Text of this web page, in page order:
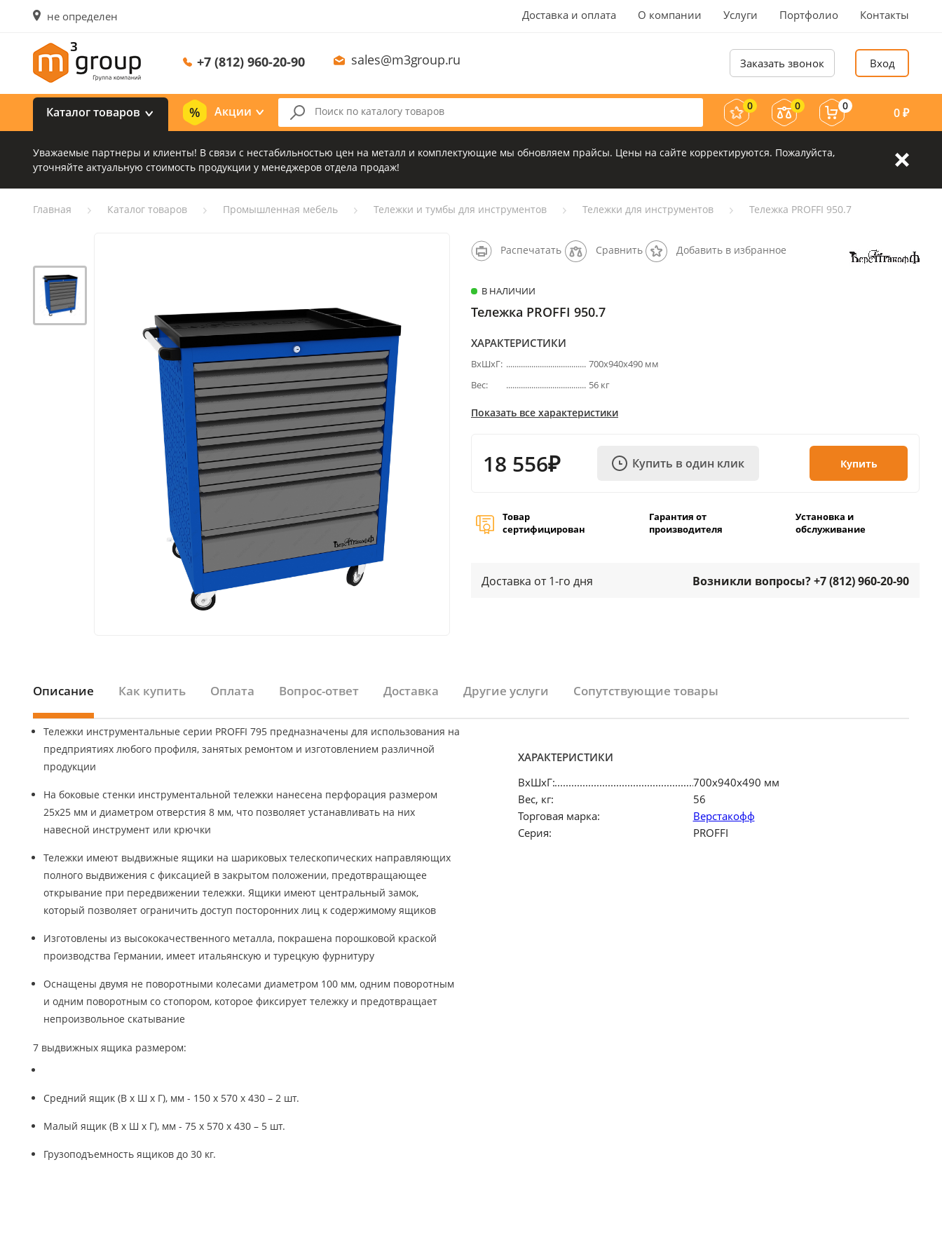
не определен Доставка и оплата О компании Услуги Портфолио Контакты
+7 (812) 960-20-90 sales@m3group.ru Заказать звонок Вход
Каталог товаров Акции 0 0 0 0₽
Уважаемые партнеры и клиенты! В связи с нестабильностью цен на металл и комплектующие мы обновляем прайсы. Цены на сайте корректируются. Пожалуйста,
уточняйте актуальную стоимость продукции у менеджеров отдела продаж!
Главная Каталог товаров Промышленная мебель Тележки и тумбы для инструментов Тележки для инструментов Тележка PROFFI 950.7
Распечатать Сравнить Добавить в избранное
В НАЛИЧИИ
Тележка PROFFI 950.7
ХАРАКТЕРИСТИКИ
ВхШхГ:
700х940х490 мм
Вес:
56 кг
Показать все характеристики
18 556₽ Купить в один клик Купить
Товар
сертифицирован
Гарантия от
производителя
Установка и
обслуживание
Доставка от 1-го дня Возникли вопросы? +7 (812) 960-20-90
Описание Как купить Оплата Вопрос-ответ Доставка Другие услуги Сопутствующие товары
Тележки инструментальные серии PROFFI 795 предназначены для использования на
предприятиях любого профиля, занятых ремонтом и изготовлением различной
продукции
На боковые стенки инструментальной тележки нанесена перфорация размером
25х25 мм и диаметром отверстия 8 мм, что позволяет устанавливать на них
навесной инструмент или крючки
Тележки имеют выдвижные ящики на шариковых телескопических направляющих
полного выдвижения с фиксацией в закрытом положении, предотвращающее
открывание при передвижении тележки. Ящики имеют центральный замок,
который позволяет ограничить доступ посторонних лиц к содержимому ящиков
Изготовлены из высококачественного металла, покрашена порошковой краской
производства Германии, имеет итальянскую и турецкую фурнитуру
Оснащены двумя не поворотными колесами диаметром 100 мм, одним поворотным
и одним поворотным со стопором, которое фиксирует тележку и предотвращает
непроизвольное скатывание
7 выдвижных ящика размером:
Средний ящик (В х Ш х Г), мм - 150 х 570 х 430 – 2 шт.
Малый ящик (В х Ш х Г), мм - 75 х 570 х 430 – 5 шт.
Грузоподъемность ящиков до 30 кг.
ХАРАКТЕРИСТИКИ
ВхШхГ:
700х940х490 мм
Вес, кг:
56
Торговая марка:
Верстакофф
Серия:
PROFFI